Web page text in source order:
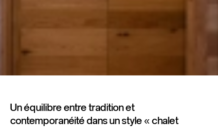
Un équilibre entre tradition et
contemporanéité dans un style « chalet